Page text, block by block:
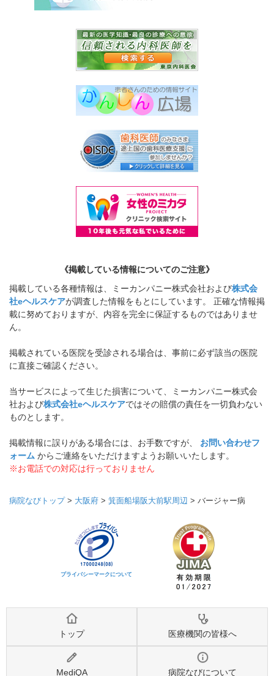
《掲載している情報についてのご注意》
掲載している各種情報は、ミーカンパニー株式会社および株式会
社eヘルスケアが調査した情報をもとにしています。 正確な情報掲
載に努めておりますが、内容を完全に保証するものではありませ
ん。
掲載されている医院を受診される場合は、事前に必ず該当の医院
に直接ご確認ください。
当サービスによって生じた損害について、ミーカンパニー株式会
社および株式会社eヘルスケアではその賠償の責任を一切負わない
ものとします。
掲載情報に誤りがある場合には、お手数ですが、 お問い合わせフ
ォーム からご連絡をいただけますようお願いいたします。
※お電話での対応は行っておりません
病院なびトップ> 大阪府 > 箕面船場阪大前駅周辺 > バージャー病
プライバシーマークについて
トップ 医療機関の皆様へ
MediQA 病院なびについて